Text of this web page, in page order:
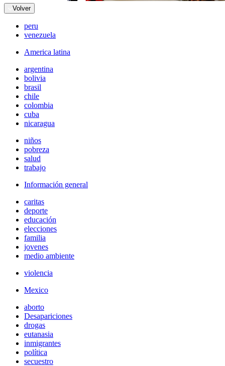
Volver
peru
venezuela
America latina
argentina
bolivia
brasil
chile
colombia
cuba
nicaragua
niños
pobreza
salud
trabajo
Información general
caritas
deporte
educación
elecciones
familia
jovenes
medio ambiente
violencia
Mexico
aborto
Desapariciones
drogas
eutanasia
inmigrantes
política
secuestro